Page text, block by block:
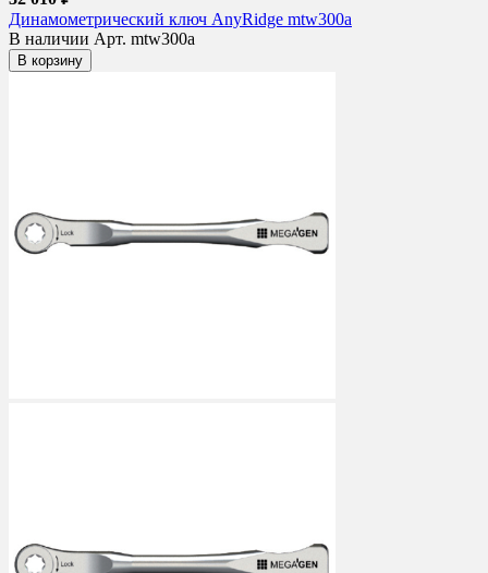
Динамометрический ключ AnyRidge mtw300a
В наличии Арт. mtw300a
В корзину